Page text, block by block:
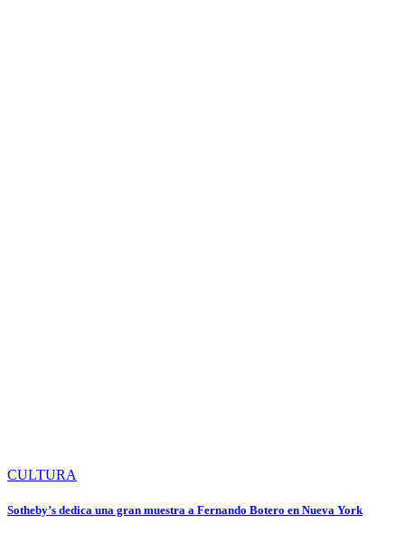
CULTURA
Sotheby’s dedica una gran muestra a Fernando Botero en Nueva York